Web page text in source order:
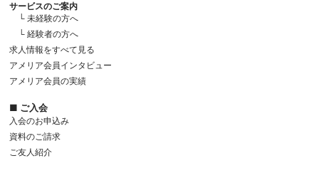
サービスのご案内
└ 未経験の方へ
└ 経験者の方へ
求人情報をすべて見る
アメリア会員インタビュー
アメリア会員の実績
■ ご入会
入会のお申込み
資料のご請求
ご友人紹介